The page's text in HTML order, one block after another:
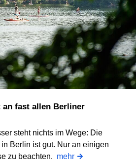
steht nichts im Wege: Die
Berlin ist gut. Nur an einigen
zu beachten. mehr